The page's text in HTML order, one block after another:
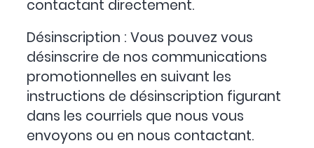
contactant directement.
Désinscription : Vous pouvez vous
désinscrire de nos communications
promotionnelles en suivant les
instructions de désinscription figurant
dans les courriels que nous vous
envoyons ou en nous contactant.